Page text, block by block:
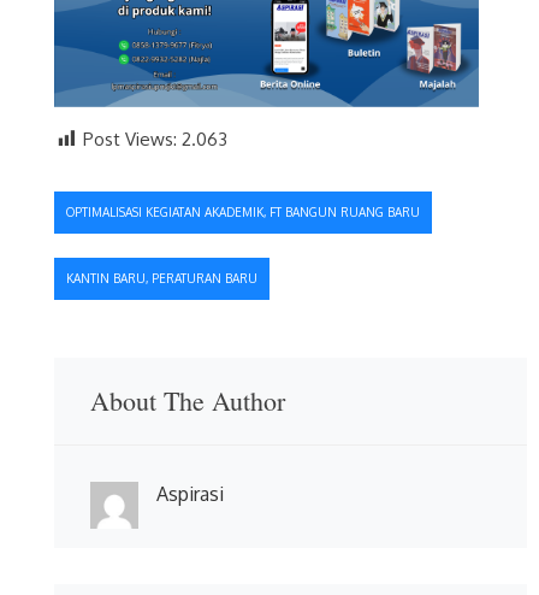
Post Views: 2.063
Navigasi
pos
OPTIMALISASI KEGIATAN AKADEMIK, FT BANGUN RUANG BARU
KANTIN BARU, PERATURAN BARU
About The Author
Aspirasi